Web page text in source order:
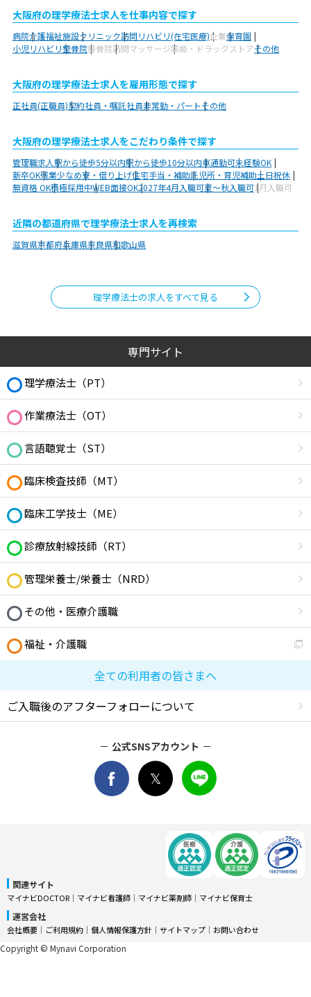
大阪府の理学療法士求人を仕事内容で探す
病院介護福祉施設クリニック訪問リハビリ(在宅医療)企業保育園
小児リハビリ整骨院接骨院訪問マッサージ薬局・ドラッグストアその他
大阪府の理学療法士求人を雇用形態で探す
正社員(正職員)契約社員・嘱託社員非常勤・パートその他
大阪府の理学療法士求人をこだわり条件で探す
管理職求人駅から徒歩5分以内駅から徒歩10分以内車通勤可未経験OK
新卒OK残業少なめ寮・借り上げ住宅手当・補助託児所・育児補助土日祝休
無資格 OK積極採用中WEB面接OK2027年4月入職可夏～秋入職可1月入職可
近隣の都道府県で理学療法士求人を再検索
滋賀県京都府兵庫県奈良県和歌山県
理学療法士の求人をすべて見る
専門サイト
理学療法士（PT）
作業療法士（OT）
言語聴覚士（ST）
臨床検査技師（MT）
臨床工学技士（ME）
診療放射線技師（RT）
管理栄養士/栄養士（NRD）
その他・医療介護職
福祉・介護職
全ての利用者の皆さまへ
ご入職後のアフターフォローについて
公式SNSアカウント
関連サイト
マイナビDOCTOR │ マイナビ看護師 │ マイナビ薬剤師 │ マイナビ保育士
運営会社
会社概要 │ ご利用規約 │ 個人情報保護方針 │ サイトマップ │ お問い合わせ
Copyright © Mynavi Corporation